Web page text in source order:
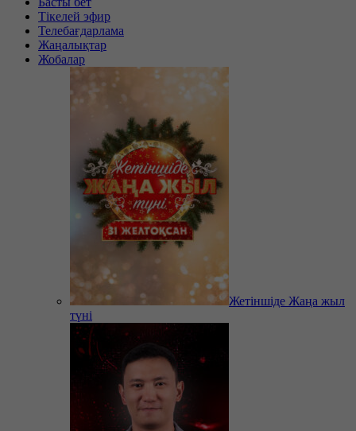
Тікелей эфир
Телебағдарлама
Жаңалықтар
Жобалар
Жетіншіде Жаңа жыл
түні